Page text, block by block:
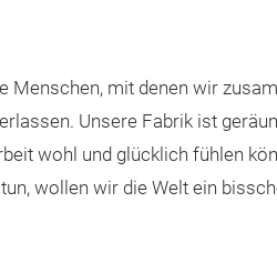
Menschen, mit denen wir
Unsere Fabrik ist
wohl und glücklich fühlen
wollen wir die Welt ein